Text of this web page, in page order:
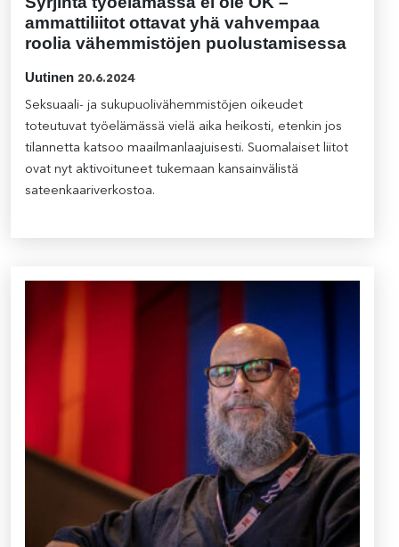
ammattiliitot ottavat yhä vahvempaa
roolia vähemmistöjen puolustamisessa
Uutinen 20.6.2024
Seksuaali- ja sukupuolivähemmistöjen oikeudet
toteutuvat työelämässä vielä aika heikosti, etenkin jos
tilannetta katsoo maailmanlaajuisesti. Suomalaiset liitot
ovat nyt aktivoituneet tukemaan kansainvälistä
sateenkaariverkostoa.